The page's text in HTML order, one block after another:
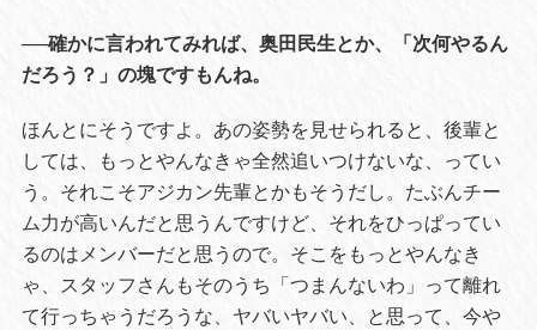
──確かに言われてみれば、奥田民生とか、「次何やるん
だろう？」の塊ですもんね。
ほんとにそうですよ。あの姿勢を見せられると、後輩と
しては、もっとやんなきゃ全然追いつけないな、ってい
う。それこそアジカン先輩とかもそうだし。たぶんチー
ム力が高いんだと思うんですけど、それをひっぱってい
るのはメンバーだと思うので。そこをもっとやんなき
ゃ、スタッフさんもそのうち「つまんないわ」って離れ
て行っちゃうだろうな、ヤバいヤバい、と思って、今や